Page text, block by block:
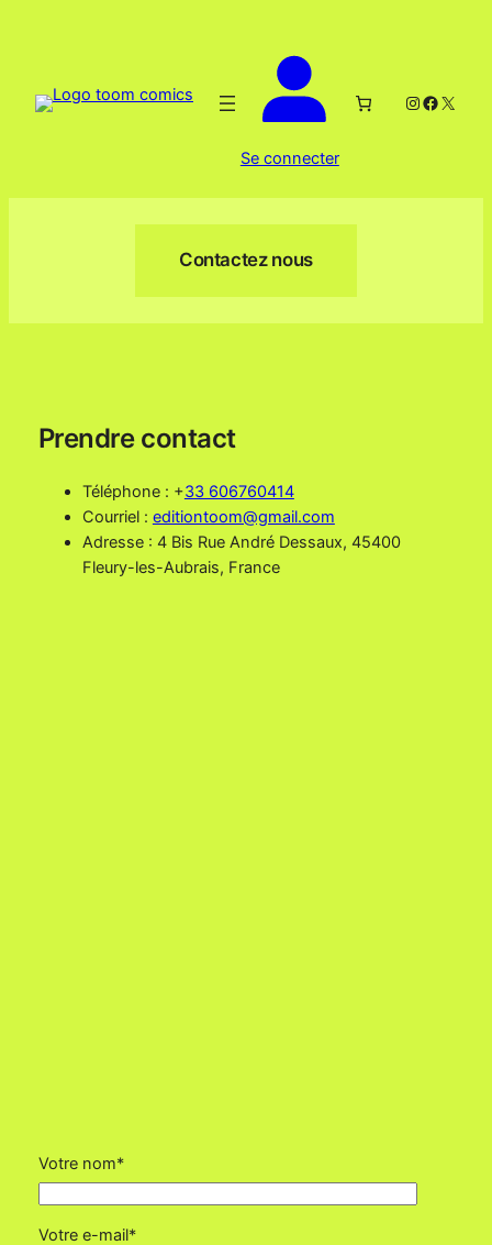
Se connecter
Instagram
X
Contactez nous
Prendre contact
Téléphone : +33 606760414
Courriel : editiontoom@gmail.com
Adresse : 4 Bis Rue André Dessaux, 45400
Fleury-les-Aubrais, France
Votre nom*
Votre e-mail*